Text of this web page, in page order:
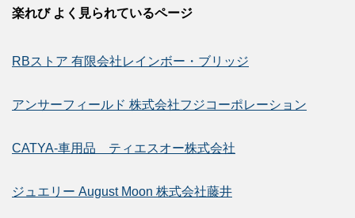
楽れび よく見られているページ
RBストア 有限会社レインボー・ブリッジ
アンサーフィールド 株式会社フジコーポレーション
CATYA-車用品 ティエスオー株式会社
ジュエリー August Moon 株式会社藤井